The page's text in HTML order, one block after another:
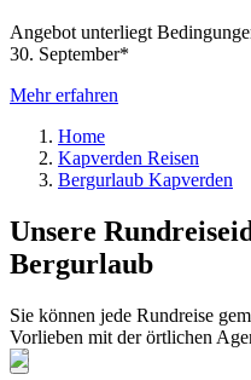
Angebot unterliegt
30. September*
Mehr erfahren
Home
Kapverden Reisen
Bergurlaub Kapverden
Unsere
Bergurlaub
Sie können jede Rundreise
Vorlieben mit der örtlichen